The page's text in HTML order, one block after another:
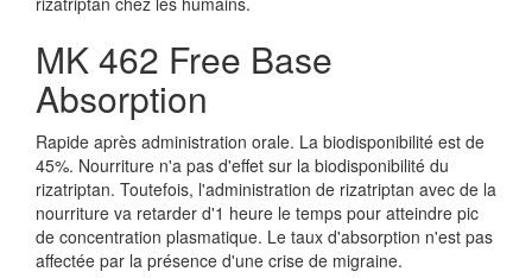
MK 462 Free Base
Absorption
Rapide après administration orale. La biodisponibilité est de
45%. Nourriture n'a pas d'effet sur la biodisponibilité du
rizatriptan. Toutefois, l'administration de rizatriptan avec de la
nourriture va retarder d'1 heure le temps pour atteindre pic
de concentration plasmatique. Le taux d'absorption n'est pas
affectée par la présence d'une crise de migraine.